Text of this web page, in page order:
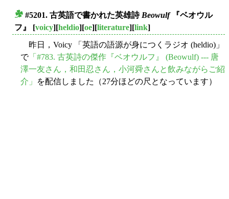
#5201. 古英語で書かれた英雄詩 Beowulf『ベオウル
フ』
[voicy][heldio][oe][literature][link]
昨日，Voicy 「英語の語源が身につくラジオ (heldio)」
で「#783. 古英詩の傑作『ベオウルフ』 (Beowulf) --- 唐
澤一友さん，和田忍さん，小河舜さんと飲みながらご紹
介」
を配信しました（27分ほどの尺となっています）